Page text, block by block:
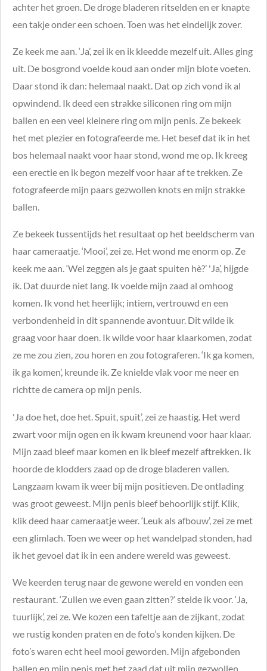
achter het groen. De droge bladeren ritselden en er knapte
een takje onder een schoen. Toen was het eindelijk zover.
Ze keek me aan. ‘Ja’, zei ik en ik kleedde mezelf uit. Alles ging
uit. De bosgrond voelde koud aan onder mijn blote voeten.
Daar stond ik dan: helemaal naakt. Dat op zich vond ik al
opwindend. Ik deed een strakke siliconen ring om mijn
ballen en een veel kleinere ring om mijn penis. Ze bekeek
het met plezier en fotografeerde me. Het besef dat ik in het
bos helemaal naakt voor haar stond, wond me op. Ik kreeg
een erectie en ik begon mezelf voor haar af te trekken. Ze
fotografeerde mijn paars gezwollen knots en mijn strakke
ballen.
Ze bekeek tussentijds het resultaat op het beeldscherm van
haar cameraatje. ‘Mooi’, zei ze. Het wond me enorm op. Ze
keek me aan. ‘Wel zeggen als je gaat spuiten hè?’ 'Ja’, hijgde
ik. Dat duurde niet lang. Ik voelde mijn zaad al omhoog
komen. Ik vond het heerlijk; intiem, vertrouwd en een
verbondenheid in dit spannende avontuur. Dit wilde ik
graag voor haar doen. Ik wilde voor haar klaarkomen, zodat
ze me zou zien, zou horen en zou fotograferen. ‘Ik ga komen,
ik ga komen’, kreunde ik. Ze knielde vlak voor me neer en
richtte de camera op mijn penis.
'Ja doe het, doe het. Spuit, spuit’, zei ze haastig. Het werd
zwart voor mijn ogen en ik kwam kreunend voor haar klaar.
Mijn zaad bleef maar komen en ik bleef mezelf aftrekken. Ik
hoorde de klodders zaad op de droge bladeren vallen.
Langzaam kwam ik weer bij mijn positieven. De ontlading
was groot geweest. Mijn penis bleef behoorlijk stijf. Klik,
klik deed haar cameraatje weer. ‘Leuk als afbouw’, zei ze met
een glimlach. Toen we weer op het wandelpad stonden, had
ik het gevoel dat ik in een andere wereld was geweest.
We keerden terug naar de gewone wereld en vonden een
restaurant. ‘Zullen we even gaan zitten?’ stelde ik voor. ‘Ja,
tuurlijk’, zei ze. We kozen een tafeltje aan de zijkant, zodat
we rustig konden praten en de foto’s konden kijken. De
foto’s waren echt heel mooi geworden. Mijn afgebonden
ballen en mijn penis met het zaad dat uit mijn gezwollen